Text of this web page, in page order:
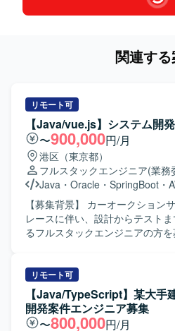
関連す
リモート可
【Java/vue.js】システム開
〜900,000円/月
港区（東京都）
フルスタックエンジニア(業務
Java ・ Oracle ・ SpringBoot ・
【募集背景】 カーオークション
レースに伴い、設計からテスト
るフルスタックエンジニアの方を募集
ご担当いただきます。基本設計
工程をお任せいたします。 【求める人物像】 前向きでキャ
ッチアップや技術向上に積極的な方
ジションの魅力】 バックエンド
リモート可
【Java/TypeScript】某大手
開発案件エンジニア募集
〜800,000円/月